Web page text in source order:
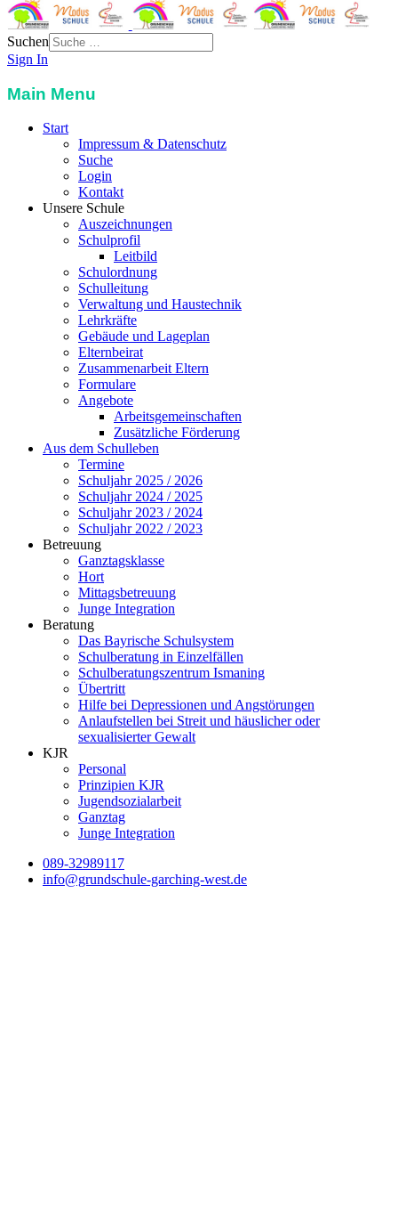
Suchen
Sign In
Main Menu
Start
Impressum & Datenschutz
Suche
Login
Kontakt
Unsere Schule
Auszeichnungen
Schulprofil
Leitbild
Schulordnung
Schulleitung
Verwaltung und Haustechnik
Lehrkräfte
Gebäude und Lageplan
Elternbeirat
Zusammenarbeit Eltern
Formulare
Angebote
Arbeitsgemeinschaften
Zusätzliche Förderung
Aus dem Schulleben
Termine
Schuljahr 2025 / 2026
Schuljahr 2024 / 2025
Schuljahr 2023 / 2024
Schuljahr 2022 / 2023
Betreuung
Ganztagsklasse
Hort
Mittagsbetreuung
Junge Integration
Beratung
Das Bayrische Schulsystem
Schulberatung in Einzelfällen
Schulberatungszentrum Ismaning
Übertritt
Hilfe bei Depressionen und Angstörungen
Anlaufstellen bei Streit und häuslicher oder
sexualisierter Gewalt
KJR
Personal
Prinzipien KJR
Jugendsozialarbeit
Ganztag
Junge Integration
089-32989117
info@grundschule-garching-west.de